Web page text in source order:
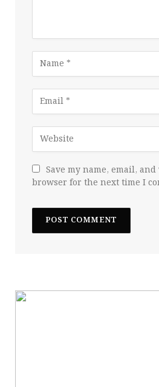
Save my name, email,
browser for the next time I